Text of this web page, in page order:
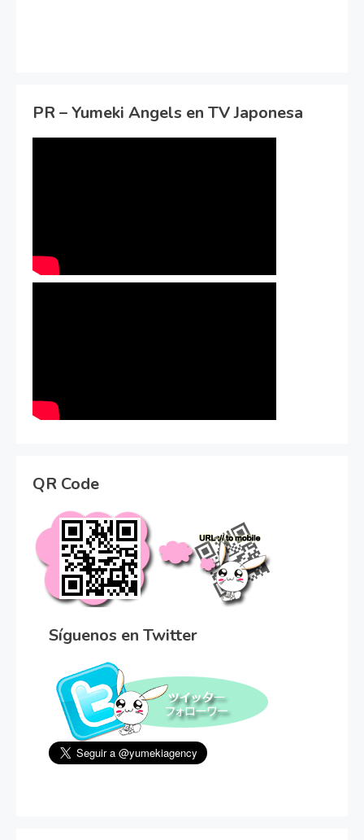
PR – Yumeki Angels en TV Japonesa
QR Code
Síguenos en Twitter